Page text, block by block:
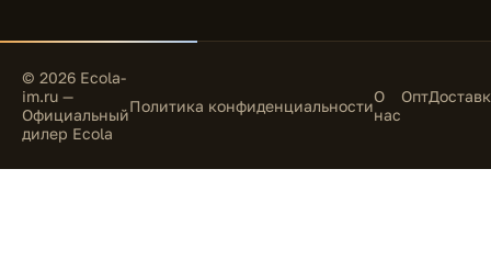
© 2026 Ecola-
im.ru —
Официальный
дилер Ecola
Политика конфиденциальностиО
нас
Опт